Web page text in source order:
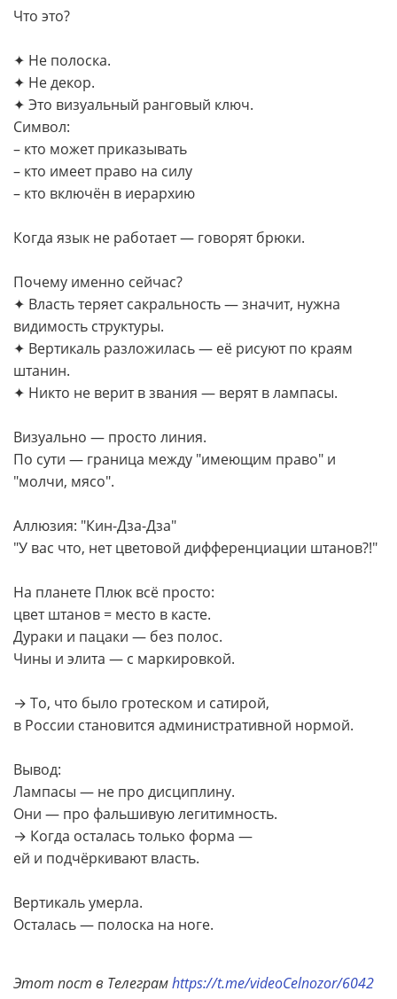
Что это?
✦ Не полоска.
✦ Не декор.
✦ Это визуальный ранговый ключ.
Символ:
– кто может приказывать
– кто имеет право на силу
– кто включён в иерархию
Когда язык не работает — говорят брюки.
Почему именно сейчас?
✦ Власть теряет сакральность — значит, нужна
видимость структуры.
✦ Вертикаль разложилась — её рисуют по краям
штанин.
✦ Никто не верит в звания — верят в лампасы.
Визуально — просто линия.
По сути — граница между "имеющим право" и
"молчи, мясо".
Аллюзия: "Кин-Дза-Дза"
"У вас что, нет цветовой дифференциации штанов?!"
На планете Плюк всё просто:
цвет штанов = место в касте.
Дураки и пацаки — без полос.
Чины и элита — с маркировкой.
→ То, что было гротеском и сатирой,
в России становится административной нормой.
Вывод:
Лампасы — не про дисциплину.
Они — про фальшивую легитимность.
→ Когда осталась только форма —
ей и подчёркивают власть.
Вертикаль умерла.
Осталась — полоска на ноге.
Этот пост в Телеграмhttps://t.me/videoCelnozor/6042